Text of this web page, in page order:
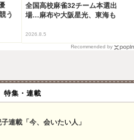
う
全国高校麻雀32チーム本選出
場…麻布や大阪星光、東海も
2026.8.5
Recommended by
特集・連載
連載「今、会いたい人」